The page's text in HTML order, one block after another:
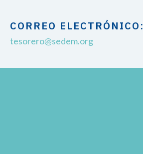
CORREO ELECTRÓNICO:
tesorero@sedem.org